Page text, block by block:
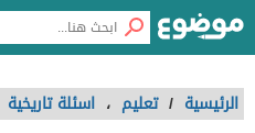
الرئيسية / تعليم ، اسئلة تاريخية